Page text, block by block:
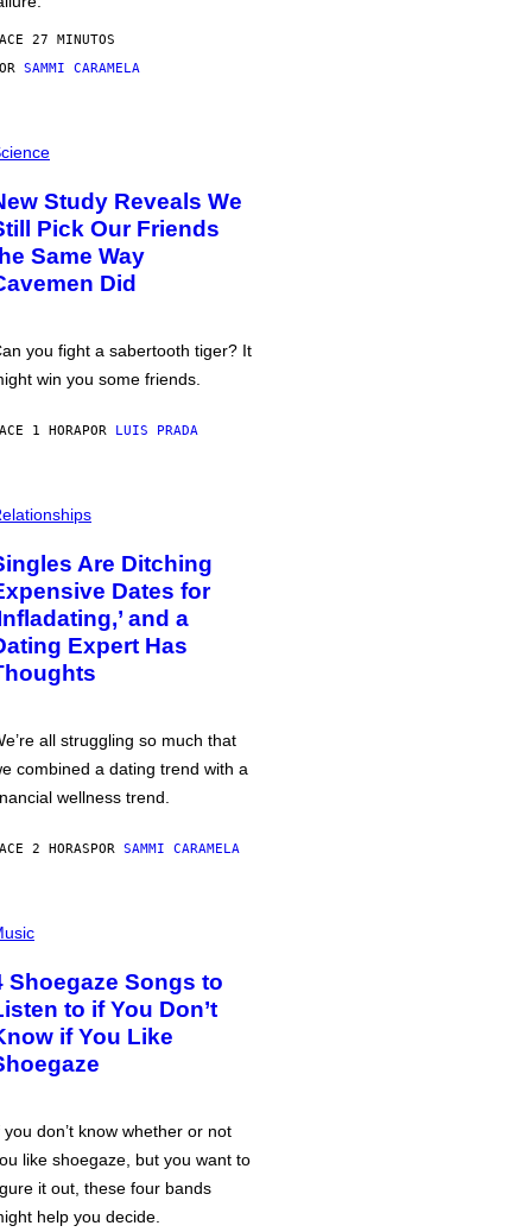
27 MINUTOS
SAMMI CARAMELA
Study Reveals We
Pick Our Friends
Same Way
Did
you fight a sabertooth tiger? It
win you some friends.
1 HORAPOR LUIS PRADA
Are Ditching
Dates for
and a
Expert Has
all struggling so much that
combined a dating trend with a
wellness trend.
2 HORASPOR SAMMI CARAMELA
Shoegaze Songs to
to if You Don’t
if You Like
you don’t know whether or not
like shoegaze, but you want to
it out, these four bands
help you decide.